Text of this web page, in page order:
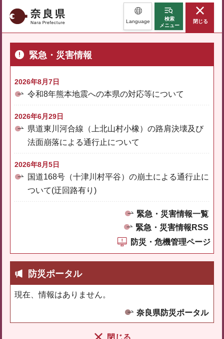
奈良県 Language
検索
メニュー
閉じる
緊急・災害情報
2026年8月7日
令和8年熊本地震への本県の対応等について
2026年6月29日
県道東川河合線（上北山村小橡）の路肩決壊及び
法面崩落による通行止について
2026年8月5日
国道168号（十津川村平谷）の崩土による通行止に
ついて(迂回路有り)
緊急・災害情報一覧
緊急・災害情報RSS
防災・危機管理ページ
防災ポータル
現在、情報はありません。
奈良県防災ポータル
閉じる